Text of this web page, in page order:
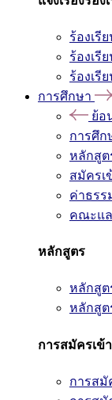
ร้องเรี
ร้องเรี
ร้องเรี
การศึกษา
ย้อ
การศึก
หลักสูต
สมัครเ
ค่าธรร
คณะแ
หลักสูตร
หลักสูต
หลักสูต
การสมัครเข้
การส